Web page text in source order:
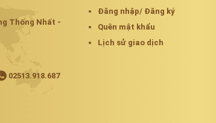
Thống Nhất -
02513.918.687
Đăng nhập/ Đăng ký
Quên mật khẩu
Lịch sử giao dịch